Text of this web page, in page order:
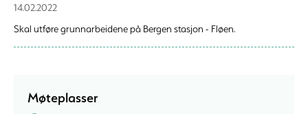
14.02.2022
Skal utføre grunnarbeidene på Bergen stasjon - Fløen.
Møteplasser